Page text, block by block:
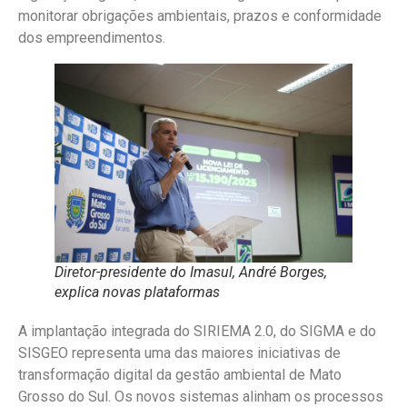
monitorar obrigações ambientais, prazos e conformidade
dos empreendimentos.
Diretor-presidente do Imasul, André Borges,
explica novas plataformas
A implantação integrada do SIRIEMA 2.0, do SIGMA e do
SISGEO representa uma das maiores iniciativas de
transformação digital da gestão ambiental de Mato
Grosso do Sul. Os novos sistemas alinham os processos